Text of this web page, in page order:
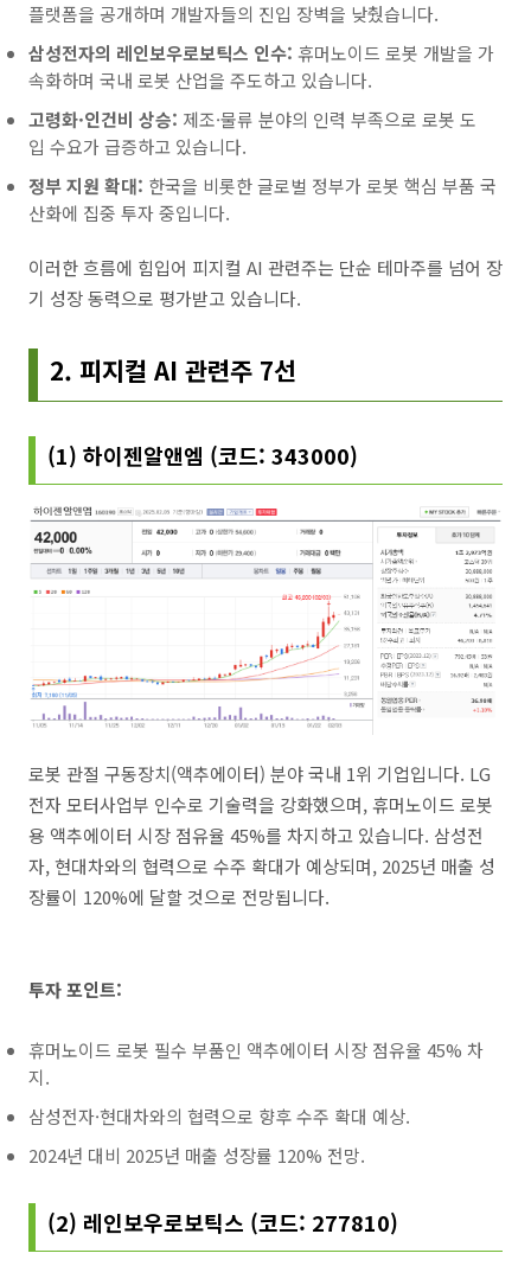
플랫폼을 공개하며 개발자들의 진입 장벽을 낮췄습니다.
삼성전자의 레인보우로보틱스 인수: 휴머노이드 로봇 개발을 가
속화하며 국내 로봇 산업을 주도하고 있습니다.
고령화·인건비 상승: 제조·물류 분야의 인력 부족으로 로봇 도
입 수요가 급증하고 있습니다.
정부 지원 확대: 한국을 비롯한 글로벌 정부가 로봇 핵심 부품 국
산화에 집중 투자 중입니다.
이러한 흐름에 힘입어 피지컬 AI 관련주는 단순 테마주를 넘어 장
기 성장 동력으로 평가받고 있습니다.
2. 피지컬 AI 관련주 7선
(1) 하이젠알앤엠 (코드: 343000)
로봇 관절 구동장치(액추에이터) 분야 국내 1위 기업입니다. LG
전자 모터사업부 인수로 기술력을 강화했으며, 휴머노이드 로봇
용 액추에이터 시장 점유율 45%를 차지하고 있습니다. 삼성전
자, 현대차와의 협력으로 수주 확대가 예상되며, 2025년 매출 성
장률이 120%에 달할 것으로 전망됩니다.
투자 포인트:
휴머노이드 로봇 필수 부품인 액추에이터 시장 점유율 45% 차
지.
삼성전자·현대차와의 협력으로 향후 수주 확대 예상.
2024년 대비 2025년 매출 성장률 120% 전망.
(2) 레인보우로보틱스 (코드: 277810)